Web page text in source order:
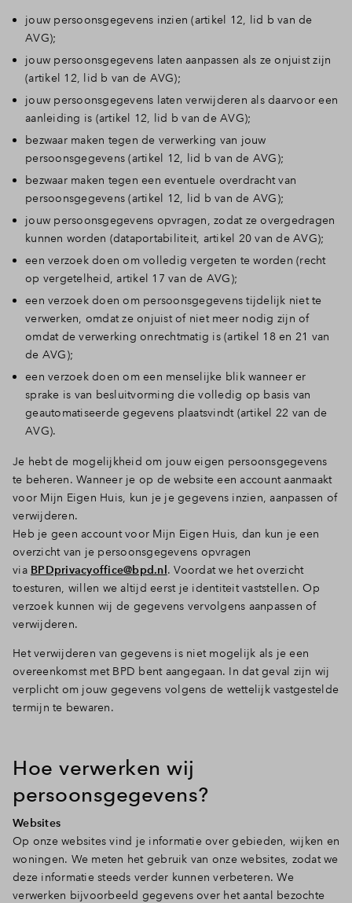
jouw persoonsgegevens inzien (artikel 12, lid b van de
AVG);
jouw persoonsgegevens laten aanpassen als ze onjuist zijn
(artikel 12, lid b van de AVG);
jouw persoonsgegevens laten verwijderen als daarvoor een
aanleiding is (artikel 12, lid b van de AVG);
bezwaar maken tegen de verwerking van jouw
persoonsgegevens (artikel 12, lid b van de AVG);
bezwaar maken tegen een eventuele overdracht van
persoonsgegevens (artikel 12, lid b van de AVG);
jouw persoonsgegevens opvragen, zodat ze overgedragen
kunnen worden (dataportabiliteit, artikel 20 van de AVG);
een verzoek doen om volledig vergeten te worden (recht
op vergetelheid, artikel 17 van de AVG);
een verzoek doen om persoonsgegevens tijdelijk niet te
verwerken, omdat ze onjuist of niet meer nodig zijn of
omdat de verwerking onrechtmatig is (artikel 18 en 21 van
de AVG);
een verzoek doen om een menselijke blik wanneer er
sprake is van besluitvorming die volledig op basis van
geautomatiseerde gegevens plaatsvindt (artikel 22 van de
AVG).
Je hebt de mogelijkheid om jouw eigen persoonsgegevens
te beheren. Wanneer je op de website een account aanmaakt
voor Mijn Eigen Huis, kun je je gegevens inzien, aanpassen of
verwijderen.
Heb je geen account voor Mijn Eigen Huis, dan kun je een
overzicht van je persoonsgegevens opvragen
via BPDprivacyoffice@bpd.nl. Voordat we het overzicht
toesturen, willen we altijd eerst je identiteit vaststellen. Op
verzoek kunnen wij de gegevens vervolgens aanpassen of
verwijderen.
Het verwijderen van gegevens is niet mogelijk als je een
overeenkomst met BPD bent aangegaan. In dat geval zijn wij
verplicht om jouw gegevens volgens de wettelijk vastgestelde
termijn te bewaren.
Hoe verwerken wij
persoonsgegevens?
Websites
Op onze websites vind je informatie over gebieden, wijken en
woningen. We meten het gebruik van onze websites, zodat we
deze informatie steeds verder kunnen verbeteren. We
verwerken bijvoorbeeld gegevens over het aantal bezochte